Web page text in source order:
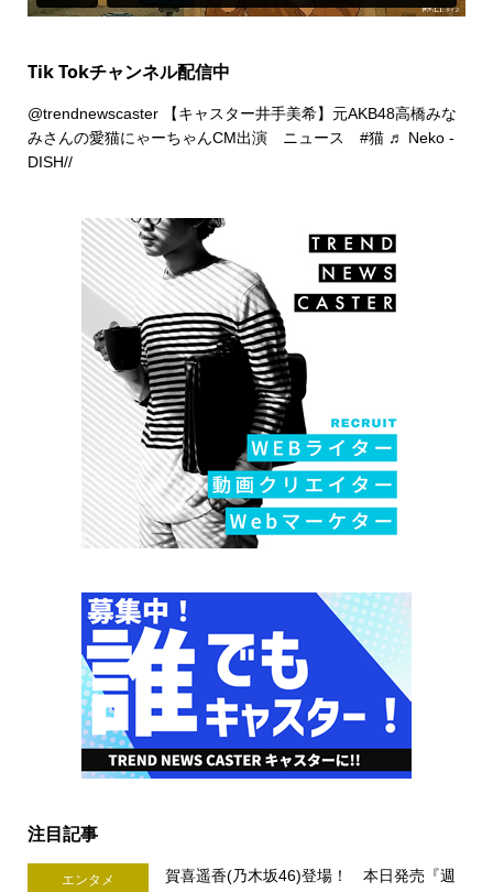
Tik Tokチャンネル配信中
@trendnewscaster【キャスター井手美希】元AKB48高橋みな
みさんの愛猫にゃーちゃんCM出演 ニュース #猫 ♬ Neko -
DISH//
注目記事
エンタメ
賀喜遥香(乃木坂46)登場！ 本日発売『週